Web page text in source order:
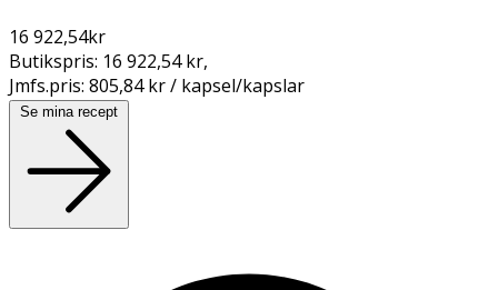
16 922,54kr
Butikspris: 16 922,54 kr,
Jmfs.pris: 805,84 kr / kapsel/kapslar
Se mina recept